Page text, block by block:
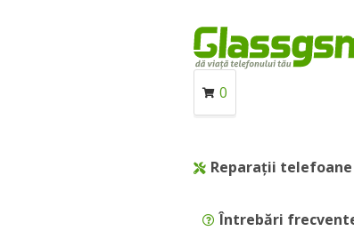
0
Reparații telefoane
Întrebări